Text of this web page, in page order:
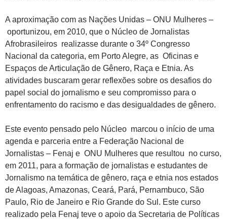
A aproximação com as Nações Unidas – ONU Mulheres –
oportunizou, em 2010, que o Núcleo de Jornalistas
Afrobrasileiros realizasse durante o 34º Congresso
Nacional da categoria, em Porto Alegre, as Oficinas e
Espaços de Articulação de Gênero, Raça e Etnia. As
atividades buscaram gerar reflexões sobre os desafios do
papel social do jornalismo e seu compromisso para o
enfrentamento do racismo e das desigualdades de gênero.
Este evento pensado pelo Núcleo marcou o início de uma
agenda e parceria entre a Federação Nacional de
Jornalistas – Fenaj e ONU Mulheres que resultou no curso,
em 2011, para a formação de jornalistas e estudantes de
Jornalismo na temática de gênero, raça e etnia nos estados
de Alagoas, Amazonas, Ceará, Pará, Pernambuco, São
Paulo, Rio de Janeiro e Rio Grande do Sul. Este curso
realizado pela Fenaj teve o apoio da Secretaria de Políticas